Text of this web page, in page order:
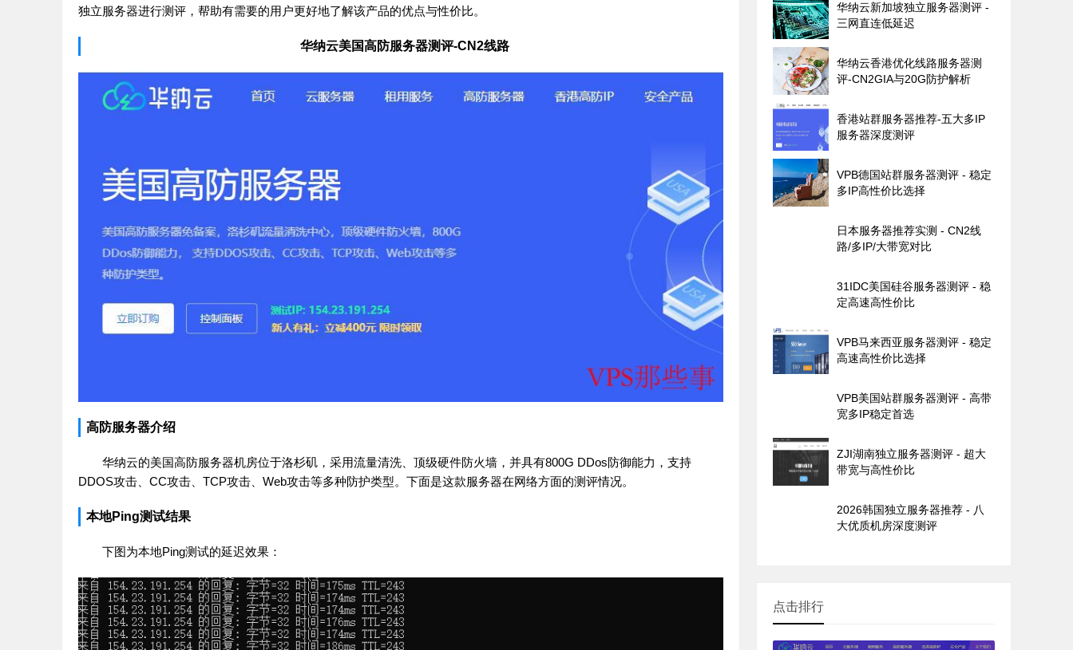
独立服务器进行测评，帮助有需要的用户更好地了解该产品的优点与性价比。
华纳云美国高防服务器测评-CN2线路
高防服务器介绍
华纳云的美国高防服务器机房位于洛杉矶，采用流量清洗、顶级硬件防火墙，并具有800G DDos防御能力，支持
DDOS攻击、CC攻击、TCP攻击、Web攻击等多种防护类型。下面是这款服务器在网络方面的测评情况。
本地Ping测试结果
下图为本地Ping测试的延迟效果：
华纳云新加坡独立服务器测评 -
三网直连低延迟
华纳云香港优化线路服务器测
评-CN2GIA与20G防护解析
香港站群服务器推荐-五大多IP
服务器深度测评
VPB德国站群服务器测评 - 稳定
多IP高性价比选择
日本服务器推荐实测 - CN2线
路/多IP/大带宽对比
31IDC美国硅谷服务器测评 - 稳
定高速高性价比
VPB马来西亚服务器测评 - 稳定
高速高性价比选择
VPB美国站群服务器测评 - 高带
宽多IP稳定首选
ZJI湖南独立服务器测评 - 超大
带宽与高性价比
2026韩国独立服务器推荐 - 八
大优质机房深度测评
点击排行